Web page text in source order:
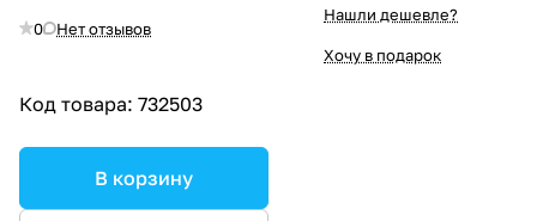
0 Нет отзывов
Код товара: 732503
В корзину
Нашли дешевле?
Хочу в подарок